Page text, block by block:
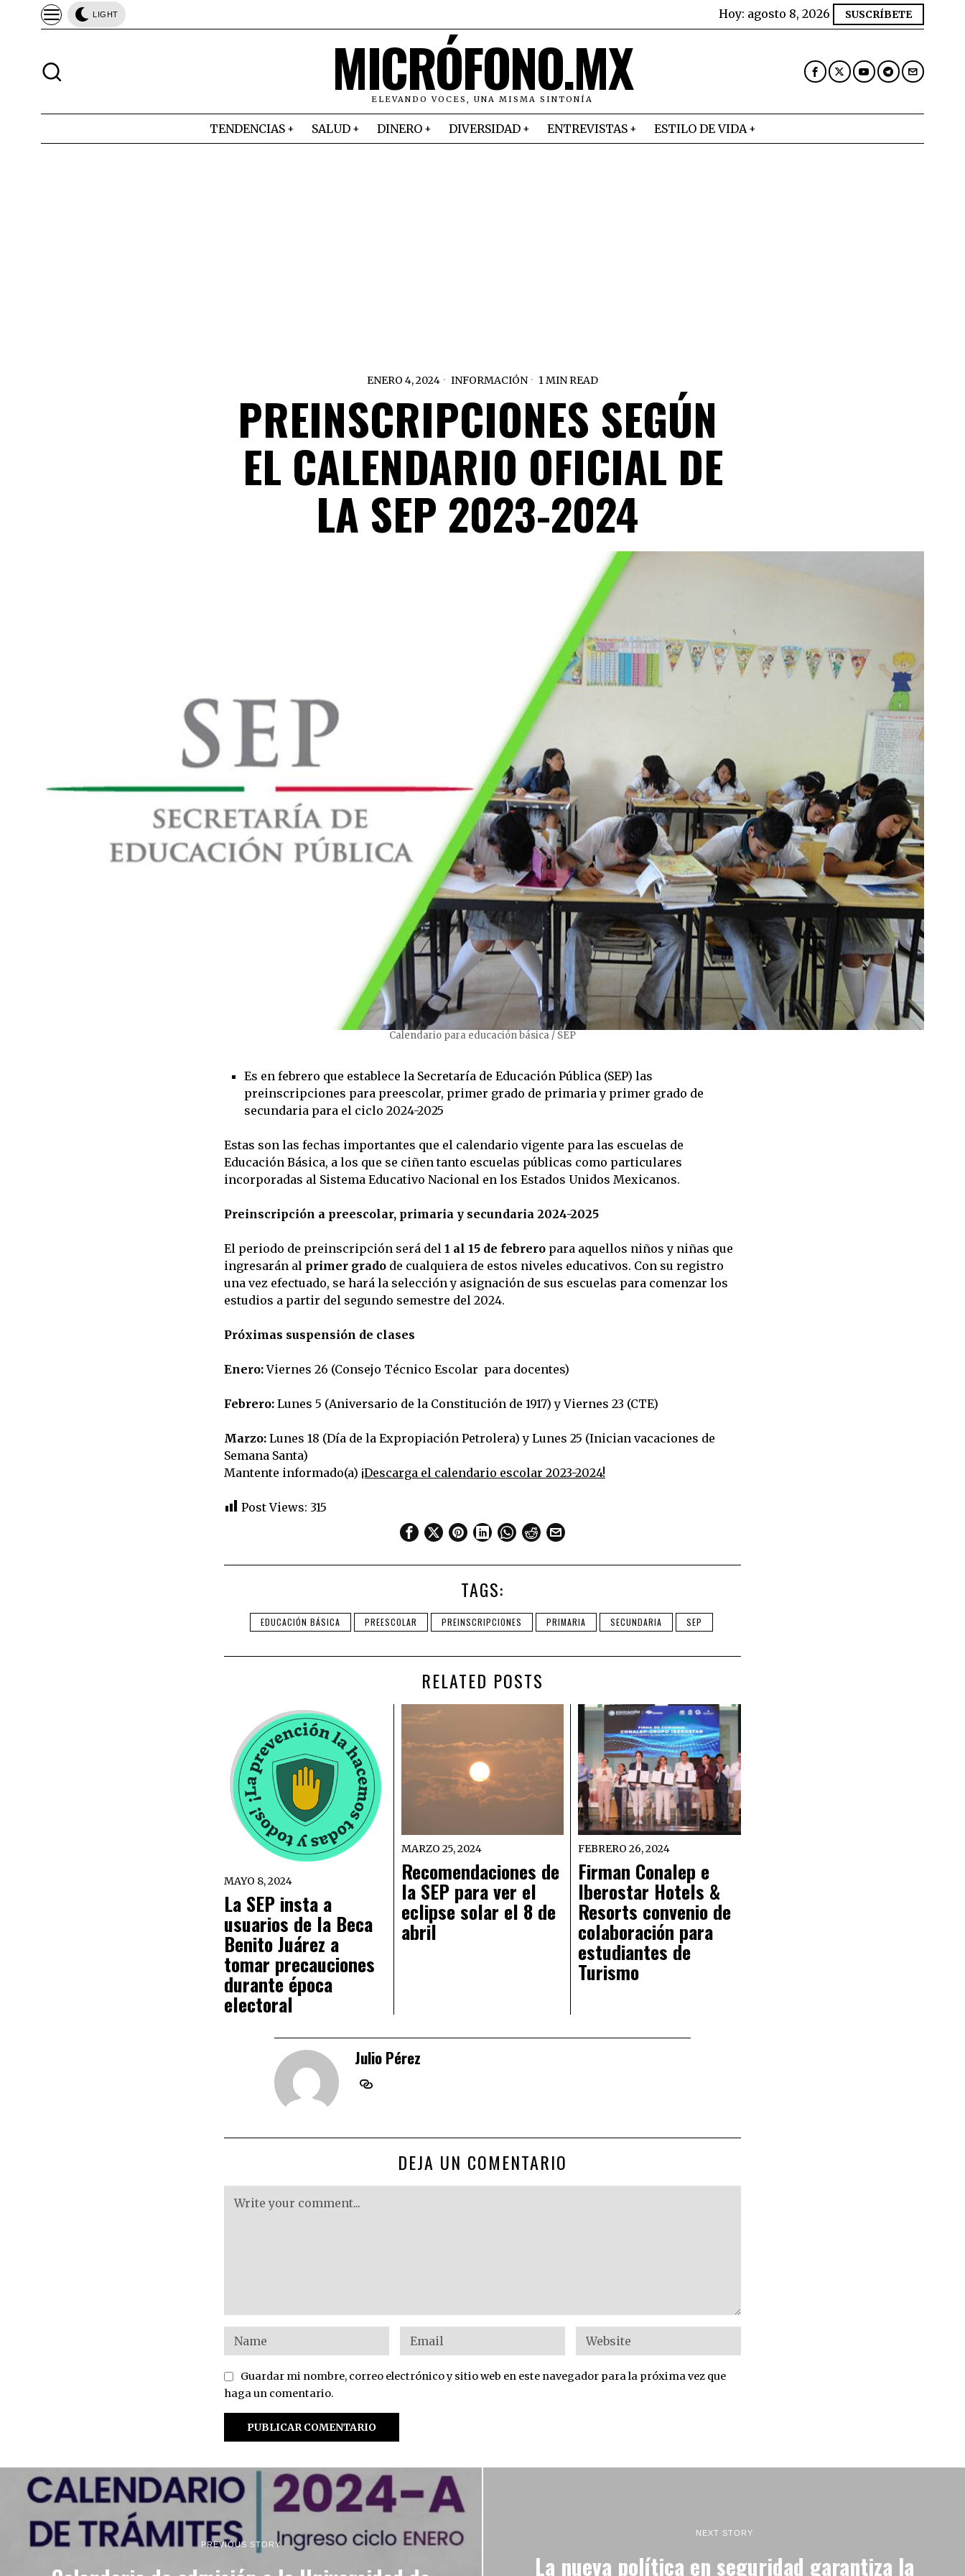
LIGHT Hoy: agosto 8, 2026 SUSCRÍBETE
MICRÓFONO.MX
ELEVANDO VOCES, UNA MISMA SINTONÍA
TENDENCIAS SALUD DINERO DIVERSIDAD ENTREVISTAS ESTILO DE VIDA
ENERO 4, 2024 INFORMACIÓN 1 MIN READ
PREINSCRIPCIONES SEGÚN
EL CALENDARIO OFICIAL DE
LA SEP 2023-2024
Calendario para educación básica / SEP
Es en febrero que establece la Secretaría de Educación Pública (SEP) las
preinscripciones para preescolar, primer grado de primaria y primer grado de
secundaria para el ciclo 2024-2025
Estas son las fechas importantes que el calendario vigente para las escuelas de
Educación Básica, a los que se ciñen tanto escuelas públicas como particulares
incorporadas al Sistema Educativo Nacional en los Estados Unidos Mexicanos.
Preinscripción a preescolar, primaria y secundaria 2024-2025
El periodo de preinscripción será del 1 al 15 de febrero para aquellos niños y niñas que
ingresarán al primer grado de cualquiera de estos niveles educativos. Con su registro
una vez efectuado, se hará la selección y asignación de sus escuelas para comenzar los
estudios a partir del segundo semestre del 2024.
Próximas suspensión de clases
Enero:Viernes 26 (Consejo Técnico Escolar para docentes)
Febrero: Lunes 5 (Aniversario de la Constitución de 1917) y Viernes 23 (CTE)
Marzo: Lunes 18 (Día de la Expropiación Petrolera) y Lunes 25 (Inician vacaciones de
Semana Santa)
Mantente informado(a) ¡Descarga el calendario escolar 2023-2024!
Post Views: 315
TAGS:
EDUCACIÓN BÁSICA PREESCOLAR PREINSCRIPCIONES PRIMARIA SECUNDARIA SEP
RELATED POSTS
MAYO 8, 2024
La SEP insta a
usuarios de la Beca
Benito Juárez a
tomar precauciones
durante época
electoral
MARZO 25, 2024
Recomendaciones de
la SEP para ver el
eclipse solar el 8 de
abril
FEBRERO 26, 2024
Firman Conalep e
Iberostar Hotels &
Resorts convenio de
colaboración para
estudiantes de
Turismo
Julio Pérez
DEJA UN COMENTARIO
Guardar mi nombre, correo electrónico y sitio web en este navegador para la próxima vez que
haga un comentario.
PREVIOUS STORY
NEXT STORY
La nueva política en seguridad garantiza la